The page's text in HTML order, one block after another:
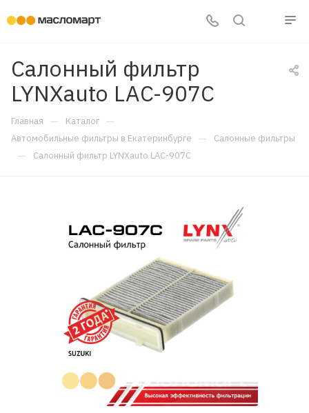
Салонный фильтр
LYNXauto LAC-907C
Главная — Каталог —
Автомобильные фильтры в Екатеринбурге — Салонные фильтры
— Салонный фильтр LYNXauto LAC-907C